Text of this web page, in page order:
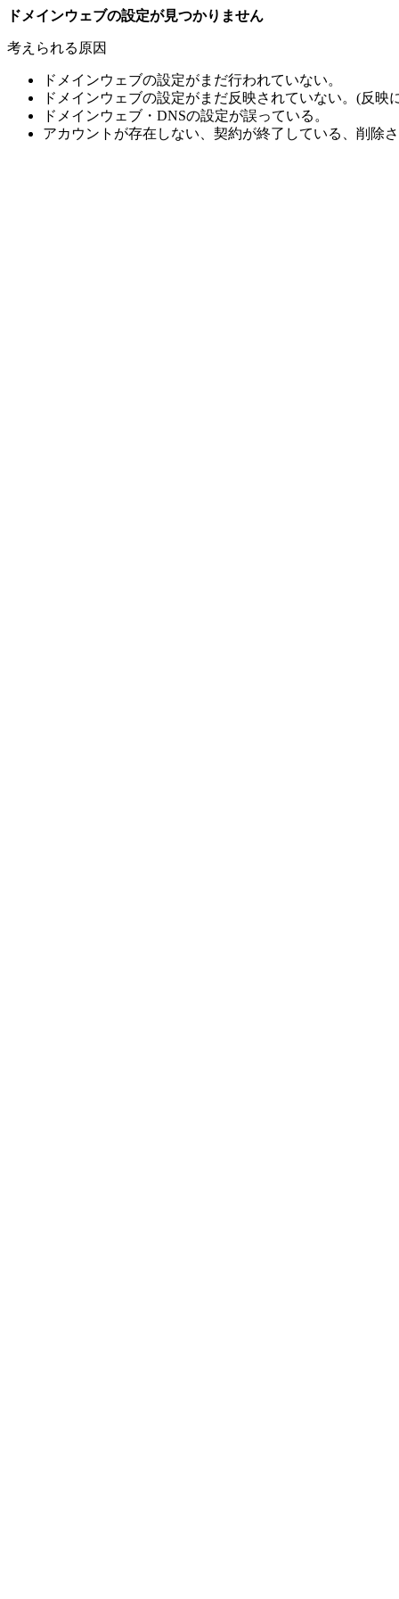
ドメインウェブの設定が見つかりません
考えられる原因
ドメインウェブの設定がまだ行われていない。
ドメインウェブの設定がまだ反映されていない。(反
ドメインウェブ・DNSの設定が誤っている。
アカウントが存在しない、契約が終了している、削除